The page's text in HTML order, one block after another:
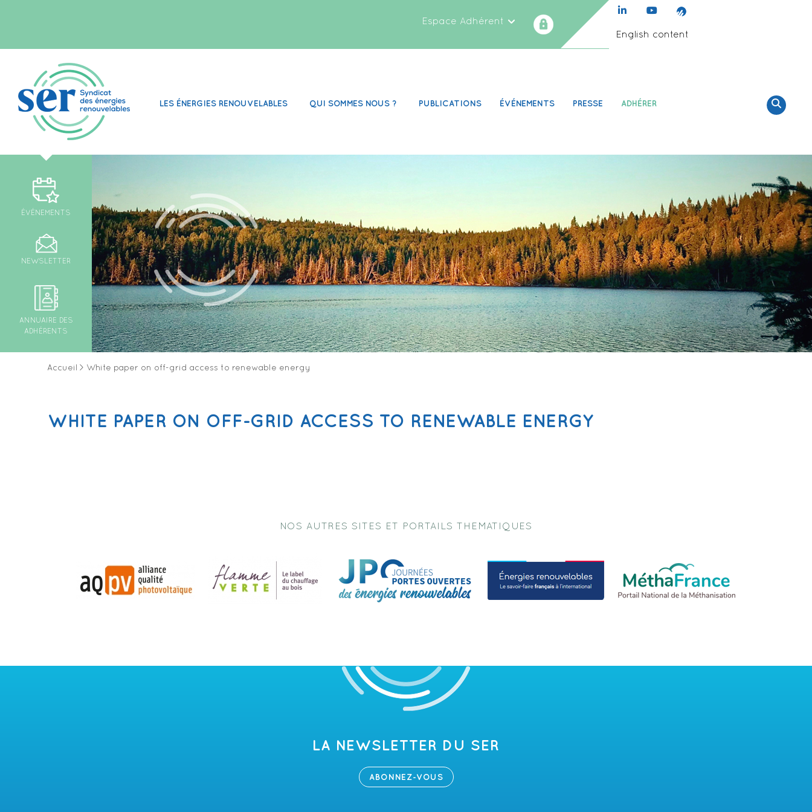
Espace Adhérent
English content
LES ÉNERGIES RENOUVELABLES QUI SOMMES NOUS ? PUBLICATIONS ÉVÉNEMENTS PRESSE ADHÉRER
ÉVÉNEMENTS
NEWSLETTER
ANNUAIRE DES
ADHÉRENTS
Accueil > White paper on off-grid access to renewable energy
WHITE PAPER ON OFF-GRID ACCESS TO RENEWABLE ENERGY
NOS AUTRES SITES ET PORTAILS THEMATIQUES
LA NEWSLETTER DU SER
ABONNEZ-VOUS